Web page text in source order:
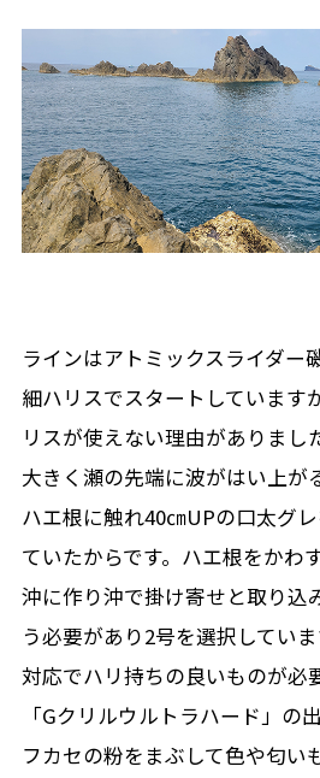
ラインはアトミックスライダー
細ハリスでスタートしています
リスが使えない理由がありまし
大きく瀬の先端に波がはい上が
ハエ根に触れ40㎝UPの口太グ
ていたからです。ハエ根をかわ
沖に作り沖で掛け寄せと取り込
う必要があり2号を選択してい
対応でハリ持ちの良いものが必
「Gクリルウルトラハード」の
フカセの粉をまぶして色や匂い